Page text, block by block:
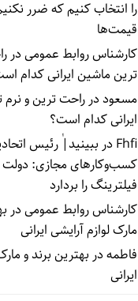
را انتخاب کنیم که ضرر
قیمت‌ها
کارشناس روابط عمومیدر
ترین ماشین ایرانی کدام
مسعوددرراحت ترین و
ایرانی کدام است؟
Fhfiدر ببینید| ٰرئیس
کسب‌وکارهای مجازی: دولت
فیلترینگ را بردارد
کارشناس روابط عمومیدر
مارک لوازم آرایشی ایرانی
فاطمهدر بهترین برند و
ایرانی